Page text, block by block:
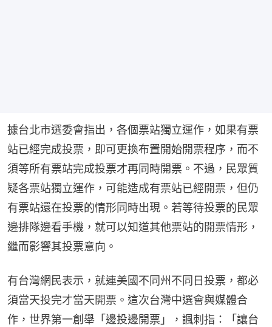
據台北市選委會指出，各個票站獨立運作，如果有票
站已經完成投票，即可更換布置開始開票程序，而不
須等所有票站完成投票才再同時開票。不過，民眾質
疑各票站獨立運作，可能造成有票站已經開票，但仍
有票站還在投票的情形同時出現。若等待投票的民眾
邊排隊邊看手機，就可以知道其他票站的開票情形，
繼而影響其投票意向。
有台灣網民表示，就連美國不同州不同日投票，都必
須當天投完才當天開票。這次台灣中選會與媒體合
作，世界第一創舉「邊投邊開票」，諷刺指：「讓台